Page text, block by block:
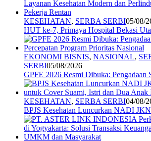
KESEHATAN, SERBA SERBI05/08/
HUT ke-7, Primaya Hospital Bekasi
EKONOMI BISNIS, NASIONAL,
SERBI05/08/2026
GPFE 2026 Resmi Dibuka: Pengadaan
KESEHATAN, SERBA SERBI04/08/
BPJS Kesehatan Luncurkan NADI